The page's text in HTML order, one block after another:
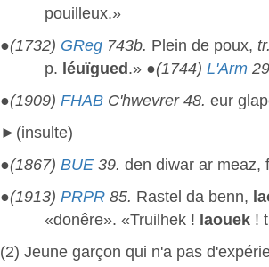
pouilleux.»
●(1732) GReg 743b. Plein de poux,
p. léuïgued .» ●(1744) L'Arm
●(1909) FHAB C'hwevrer 48. eur
►(insulte)
●(1867) BUE 39. den diwar ar meaz,
●(1913) PRPR 85. Rastel da benn,
«donêre». «Truilhek ! laouek !
(2) Jeune garçon qui n'a pas